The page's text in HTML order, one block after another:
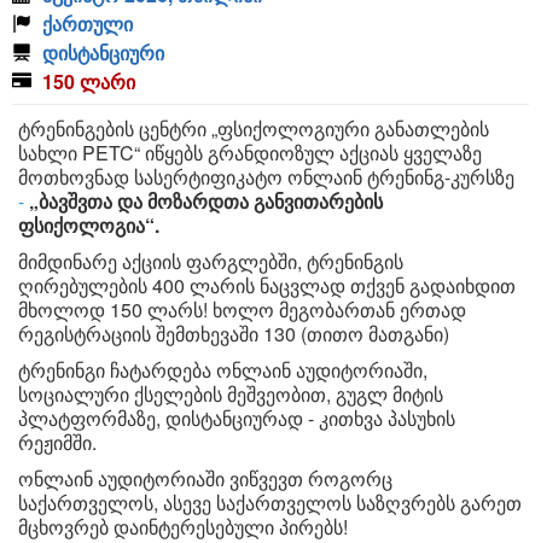
ქართული
დისტანციური
150 ლარი
ტრენინგების ცენტრი „ფსიქოლოგიური განათლების
სახლი PETC“ იწყებს გრანდიოზულ აქციას ყველაზე
მოთხოვნად სასერტიფიკატო ონლაინ ტრენინგ-კურსზე
- „ბავშვთა და მოზარდთა განვითარების
ფსიქოლოგია“.
მიმდინარე აქციის ფარგლებში, ტრენინგის
ღირებულების 400 ლარის ნაცვლად თქვენ გადაიხდით
მხოლოდ 150 ლარს! ხოლო მეგობართან ერთად
რეგისტრაციის შემთხევაში 130 (თითო მათგანი)
ტრენინგი ჩატარდება ონლაინ აუდიტორიაში,
სოციალური ქსელების მეშვეობით, გუგლ მიტის
პლატფორმაზე, დისტანციურად - კითხვა პასუხის
რეჟიმში.
ონლაინ აუდიტორიაში ვიწვევთ როგორც
საქართველოს, ასევე საქართველოს საზღვრებს გარეთ
მცხოვრებ დაინტერესებული პირებს!